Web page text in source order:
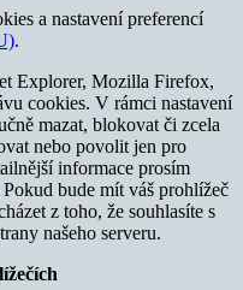
a nastavení preferencí
.
Explorer, Mozilla Firefox,
cookies. V rámci nastavení
mazat, blokovat či zcela
nebo povolit jen pro
informace prosím
bude mít váš prohlížeč
z toho, že souhlasíte s
našeho serveru.